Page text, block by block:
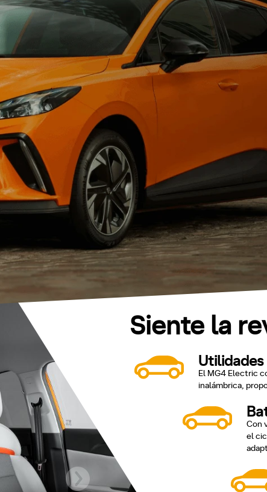
Siente la
Utilidades
El MG4 Electric
inalámbrica,
Con
el